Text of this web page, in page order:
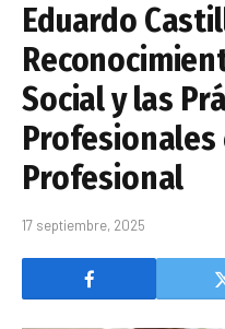
Eduardo
Social y las
Profesionales
Profesional
17 septiembre, 2025